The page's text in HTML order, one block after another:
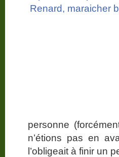
personne
n’étions pas en
l’obligeait à finir un